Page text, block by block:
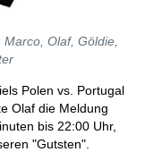
Olaf, Göldie,
Polen vs. Portugal
Olaf die Meldung
bis 22:00 Uhr,
"Gutsten".